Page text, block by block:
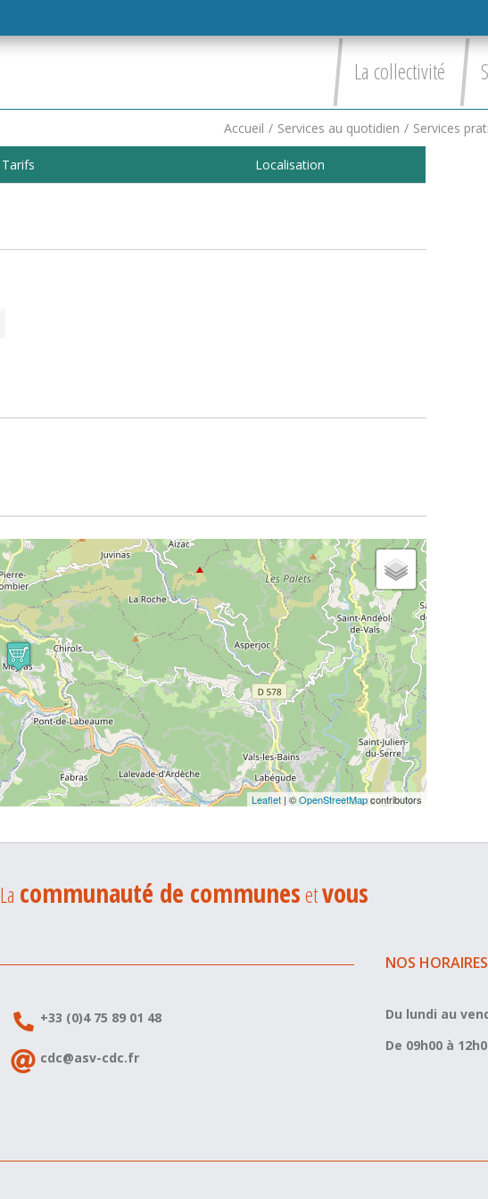
La collectivité
Accueil / Services au quotidien / Services
Tarifs Localisation
Leaflet| ©OpenStreetMapcontributors
La communauté de communesetvous
+33 (0)4 75 89 01 48
cdc@asv-cdc.fr
NOS HORAIRES
Du lundi au
De 09h00 à